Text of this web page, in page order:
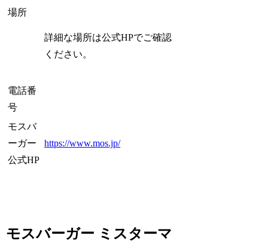
場所
詳細な場所は公式HPでご確認
ください。
電話番
号
モスバ
ーガー
公式HP
https://www.mos.jp/
モスバーガー ミスターマ